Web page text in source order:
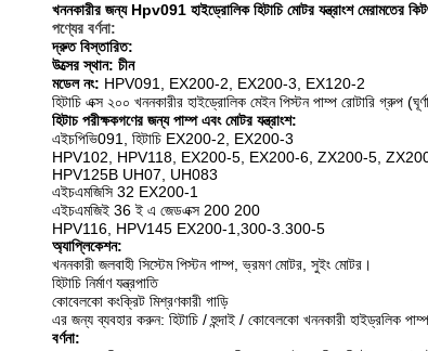
খননকারীর জন্য Hpv091 হাইড্রোলিক হিটাচি মোটর যন্ত্রাংশ
পণ্যের বর্ণনা:
দ্রুত বিস্তারিত:
উত্সের স্থান: চীন
মডেল নং: HPV091, EX200-2, EX200-3, EX120-2
হিটাচি এক্স ২০০ খননকারীর হাইড্রোলিক মেইন পিস্টন পাম্প রোটারি গ্রুপ
হিটাচ পরীক্ষকগণের জন্য পাম্প এবং মোটর যন্ত্রাংশ:
এইচপিভি091, হিটাচি EX200-2, EX200-3
HPV102, HPV118, EX200-5, EX200-6, ZX200-5,
HPV125B UH07, UH083
এইচএমজিসি 32 EX200-1
এইচএমজিই 36 ই এ জেডএক্স 200 200
HPV116, HPV145 EX200-1,300-3.300-5
অ্যাপ্লিকেশন:
খননকারী জলবাহী সিস্টেম পিস্টন পাম্প, ভ্রমণ মোটর, সুইং মোটর।
হিটাচি নির্মাণ যন্ত্রপাতি
কোবেলকো কংক্রিট মিশ্রণকারী গাড়ি
এর জন্য ব্যবহার করুন: হিটাচি / হুন্দাই / কোবেলকো খননকারী হাইড্রলিক পাম্প
বর্ণনা: